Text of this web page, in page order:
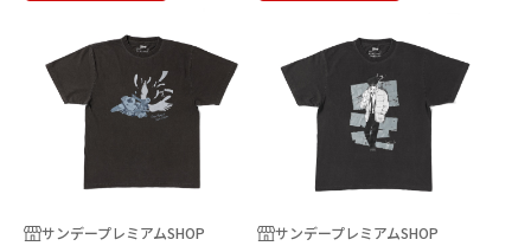
サンデープレミアムSHOP サンデープレミアムSHOP